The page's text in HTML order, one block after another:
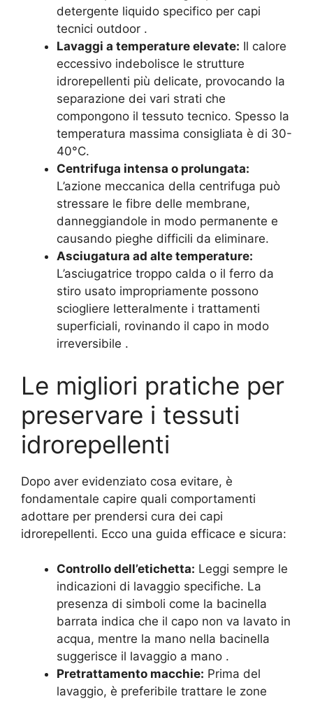
detergente liquido specifico per capi
tecnici outdoor .
Lavaggi a temperature elevate: Il calore
eccessivo indebolisce le strutture
idrorepellenti più delicate, provocando la
separazione dei vari strati che
compongono il tessuto tecnico. Spesso la
temperatura massima consigliata è di 30-
40°C.
Centrifuga intensa o prolungata:
L’azione meccanica della centrifuga può
stressare le fibre delle membrane,
danneggiandole in modo permanente e
causando pieghe difficili da eliminare.
Asciugatura ad alte temperature:
L’asciugatrice troppo calda o il ferro da
stiro usato impropriamente possono
sciogliere letteralmente i trattamenti
superficiali, rovinando il capo in modo
irreversibile .
Le migliori pratiche per
preservare i tessuti
idrorepellenti
Dopo aver evidenziato cosa evitare, è
fondamentale capire quali comportamenti
adottare per prendersi cura dei capi
idrorepellenti. Ecco una guida efficace e sicura:
Controllo dell’etichetta: Leggi sempre le
indicazioni di lavaggio specifiche. La
presenza di simboli come la bacinella
barrata indica che il capo non va lavato in
acqua, mentre la mano nella bacinella
suggerisce il lavaggio a mano .
Pretrattamento macchie: Prima del
lavaggio, è preferibile trattare le zone